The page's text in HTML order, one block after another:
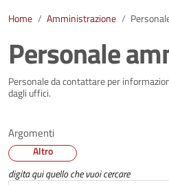
Home / Amministrazione /
Personale
Personale da contattare per
dagli uffici.
Argomenti
Altro
digita qui quello che vuoi cercare